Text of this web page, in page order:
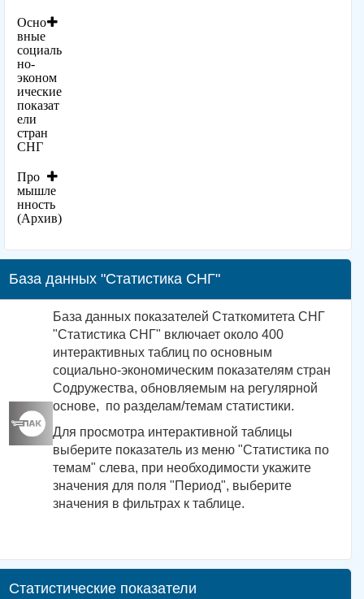
Осно
вные
социаль
но-
эконом
ические
показат
ели
стран
СНГ
Про
мышле
нность
(Архив)
База данных "Статистика СНГ"
База данных показателей Статкомитета СНГ
"Статистика СНГ" включает около 400
интерактивных таблиц по основным
социально-экономическим показателям стран
Содружества, обновляемым на регулярной
основе, по разделам/темам статистики.
Для просмотра интерактивной таблицы
выберите показатель из меню "Статистика по
темам" слева, при необходимости укажите
значения для поля "Период", выберите
значения в фильтрах к таблице.
Статистические показатели